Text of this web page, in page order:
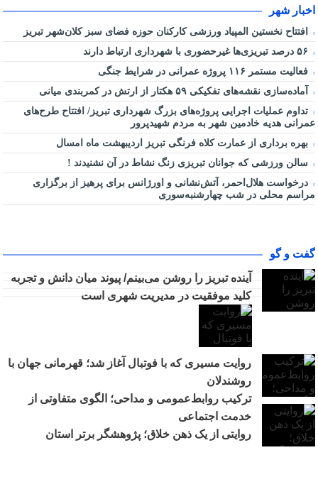
اخبار شهر
افتتاح نخستین المپیاد ورزشی کارکنان حوزه فضای سبز کلان‌شهر تبریز
فعالیت مستمر ۱۱۶ پروژه عمرانی در شرایط جنگی
آماده‌سازی نقشه‌های تفکیکی ۵۹ هکتار از ارتش در کمربندی میانی
تداوم عملیات اجرایی پروژه‌های بزرگ شهرداری تبریز/ افتتاح طرح‌های
عمرانی هدیه خادمین شهر به مردم شهیدپرور
بهره برداری از عمارت کلاه فرنگی تبریز اردیبهشت ماه امسال
سالن ورزشی که جوانان تبریزی زنگ نشاط در آن نشنیدند !
درخواست هلال‌احمر، آتش‌نشانی و اورژانس برای پرهیز از برگزاری
مراسم محلی در شب چهارشنبه‌سوری
گفت و گو
آینده تبریز را روشن می‌بینم/ پیوند میان دانش و تجربه
کلید موفقیت در مدیریت شهری است
روایت مسیری که با فوتبال آغاز شد؛ قهرمانی جهان با
روشندلان
ترکیب روابط‌عمومی و مداحی؛ الگوی متفاوتی از
خدمت اجتماعی
روایتی از یک ذهن خلاق؛ پژوهشگر برتر استان